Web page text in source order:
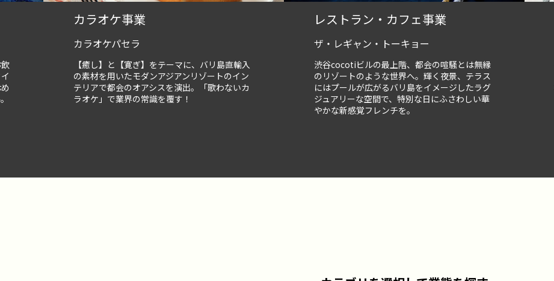
カラオケ事業
カラオケパセラ
【癒し】と【寛ぎ】をテーマに、バリ島直輸入
の素材を用いたモダンアジアンリゾートのイン
テリアで都会のオアシスを演出。「歌わないカ
ラオケ」で業界の常識を覆す！
レストラン・カフェ事業
ザ・レギャン・トーキョー
渋谷cocotiビルの最上階、都会の喧騒とは無縁
のリゾートのような世界へ。輝く夜景、テラス
にはプールが広がるバリ島をイメージしたラグ
ジュアリーな空間で、特別な日にふさわしい華
やかな新感覚フレンチを。